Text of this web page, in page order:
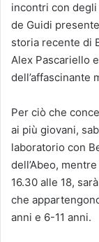
incontri con
de Guidi
storia recente di
Alex Pascariello
dell’affascinante
Per ciò che
ai più giovani,
laboratorio con
dell’Abeo,
16.30 alle 18,
che
anni e 6-11 anni.